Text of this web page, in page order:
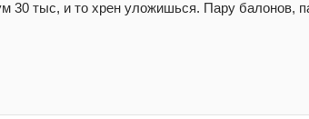
30 тыс, и то хрен уложишься. Пару балонов,